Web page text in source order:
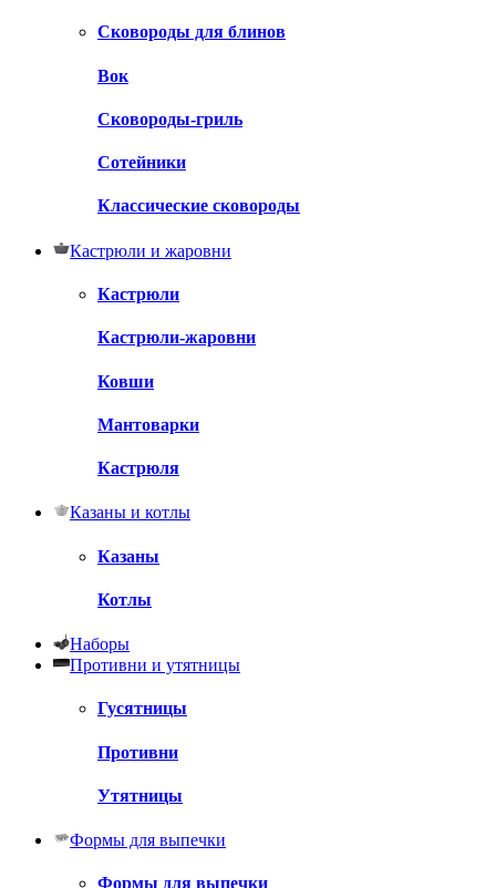
Сковороды для блинов
Вок
Сковороды-гриль
Сотейники
Классические сковороды
Кастрюли и жаровни
Кастрюли
Кастрюли-жаровни
Ковши
Мантоварки
Кастрюля
Казаны и котлы
Казаны
Котлы
Наборы
Противни и утятницы
Гусятницы
Противни
Утятницы
Формы для выпечки
Формы для выпечки